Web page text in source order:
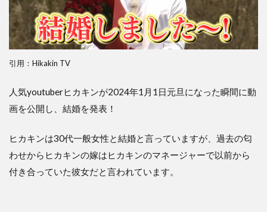
引用：Hikakin TV
人気youtuberヒカキンが2024年1月1日元旦になった瞬間に動
画を公開し、結婚を発表！
ヒカキンは30代一般女性と結婚と言っていますが、過去の匂
わせからヒカキンの嫁はヒカキンのマネージャーで以前から
付き合っていた彼女だと言われています。